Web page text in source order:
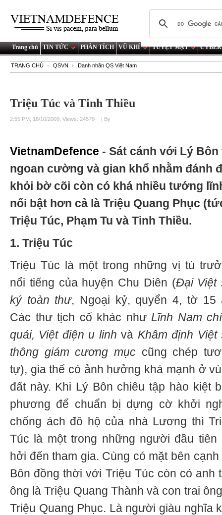
Trang chủ TIN TỨC PHÂN TÍCH VŨ KHÍ TUYỆT MẬT
TRANG CHỦ QSVN Danh nhân QS Việt Nam
Triệu Túc và Tinh Thiều
2:55 PM, 18/10/2009, Views: 24579 | By
VietnamDefence - Sát cánh với Lý
ngoan cường và gian khổ nhằm đánh
khỏi bờ cõi còn có khá nhiều tướng
nổi bật hơn cả là Triệu Quang Phục
Triệu Túc, Phạm Tu và Tinh Thiều.
1. Triệu Túc
Triệu Túc là một trong những vị tù
nổi tiếng của huyện Chu Diên (Đại Việt
ký toàn thư, Ngoại kỷ, quyển 4, tờ 15
Các thư tịch cổ khác như Lĩnh Nam
quái, Việt điện u linhvà Khâm định Việt
thông giám cương mục cũng chép
tự), gia thế có ảnh hưởng khá mạnh ở
đất này. Khi Lý Bôn chiêu tập hào kiệt
phương để chuẩn bị dựng cờ khởi
chống ách đô hộ của nhà Lương thì
Túc là một trong những người đầu tiên
hởi đến tham gia. Cùng có mặt bên cạnh
Bôn đồng thời với Triệu Túc còn có anh
ông là Triệu Quang Thành và con trai
Triệu Quang Phục. Là người giàu nghĩa